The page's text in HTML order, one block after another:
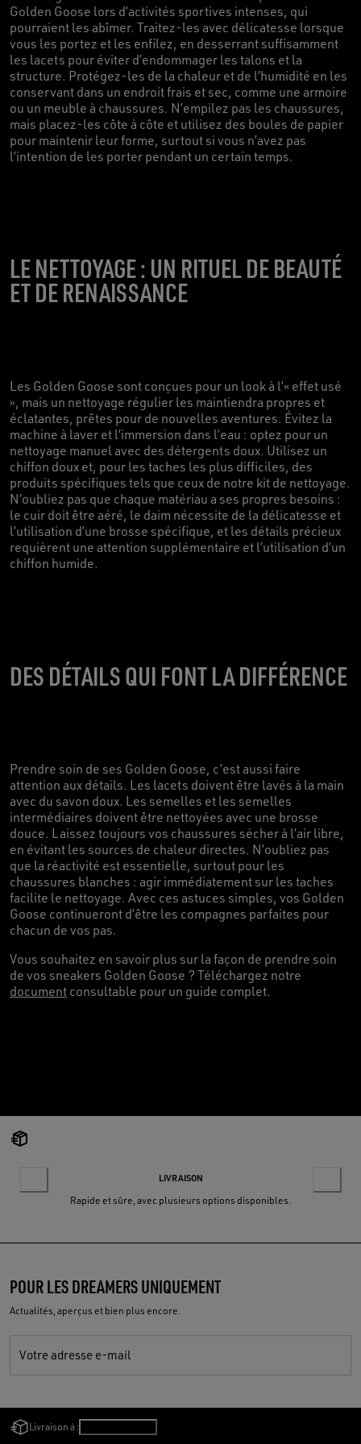
Golden Goose lors d’activités sportives intenses, qui
pourraient les abîmer. Traitez-les avec délicatesse lorsque
vous les portez et les enfilez, en desserrant suffisamment
les lacets pour éviter d’endommager les talons et la
structure. Protégez-les de la chaleur et de l’humidité en les
conservant dans un endroit frais et sec, comme une armoire
ou un meuble à chaussures. N’empilez pas les chaussures,
mais placez-les côte à côte et utilisez des boules de papier
pour maintenir leur forme, surtout si vous n’avez pas
l’intention de les porter pendant un certain temps.
LE NETTOYAGE : UN RITUEL DE BEAUTÉ
ET DE RENAISSANCE
Les Golden Goose sont conçues pour un look à l’« effet usé
», mais un nettoyage régulier les maintiendra propres et
éclatantes, prêtes pour de nouvelles aventures. Évitez la
machine à laver et l’immersion dans l’eau : optez pour un
nettoyage manuel avec des détergents doux. Utilisez un
chiffon doux et, pour les taches les plus difficiles, des
produits spécifiques tels que ceux de notre kit de nettoyage.
N’oubliez pas que chaque matériau a ses propres besoins :
le cuir doit être aéré, le daim nécessite de la délicatesse et
l’utilisation d’une brosse spécifique, et les détails précieux
requièrent une attention supplémentaire et l’utilisation d’un
chiffon humide.
DES DÉTAILS QUI FONT LA DIFFÉRENCE
Prendre soin de ses Golden Goose, c’est aussi faire
attention aux détails. Les lacets doivent être lavés à la main
avec du savon doux. Les semelles et les semelles
intermédiaires doivent être nettoyées avec une brosse
douce. Laissez toujours vos chaussures sécher à l’air libre,
en évitant les sources de chaleur directes. N’oubliez pas
que la réactivité est essentielle, surtout pour les
chaussures blanches : agir immédiatement sur les taches
facilite le nettoyage. Avec ces astuces simples, vos Golden
Goose continueront d’être les compagnes parfaites pour
chacun de vos pas.
Vous souhaitez en savoir plus sur la façon de prendre soin
de vos sneakers Golden Goose ? Téléchargez notre
document consultable pour un guide complet.
LIVRAISON
Rapide et sûre, avec plusieurs options disponibles.
POUR LES DREAMERS UNIQUEMENT
Actualités, aperçus et bien plus encore.
Votre adresse e-mail
Livraison à :